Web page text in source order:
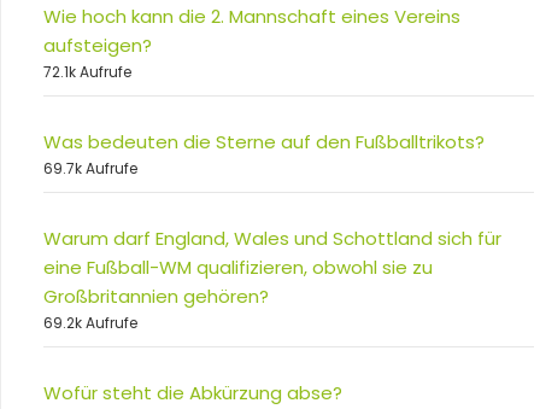
Wie hoch kann die 2. Mannschaft eines Vereins
aufsteigen?
72.1k Aufrufe
Was bedeuten die Sterne auf den Fußballtrikots?
69.7k Aufrufe
Warum darf England, Wales und Schottland sich für
eine Fußball-WM qualifizieren, obwohl sie zu
Großbritannien gehören?
69.2k Aufrufe
Wofür steht die Abkürzung abse?